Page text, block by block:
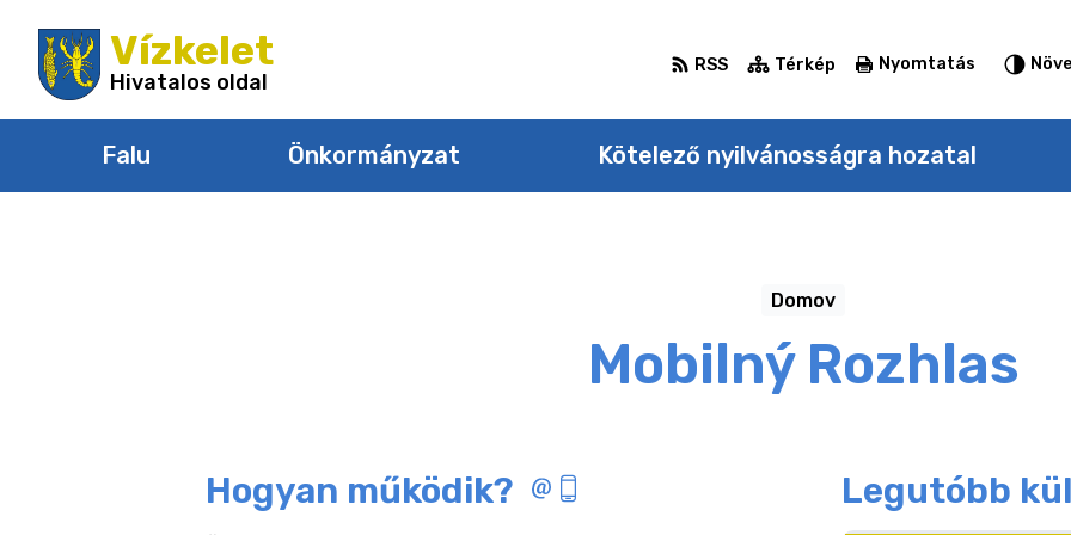
a
tartalomra
Vízkelet
Hivatalos oldal
Falu Önkormányzat Kötelező nyilvánosságra hozatal
RSS Térkép Nyomtatás
Mobilný Rozhlas
Domov
Hogyan működik? Legutóbb